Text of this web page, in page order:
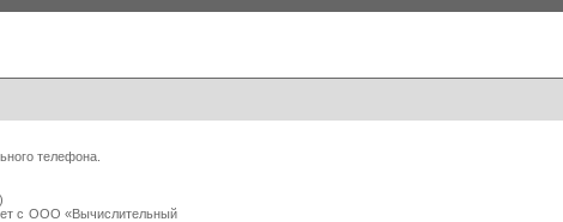
телефона.
)
с ООО «Вычислительный